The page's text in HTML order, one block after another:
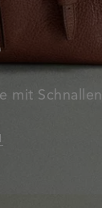
mit Schnallen